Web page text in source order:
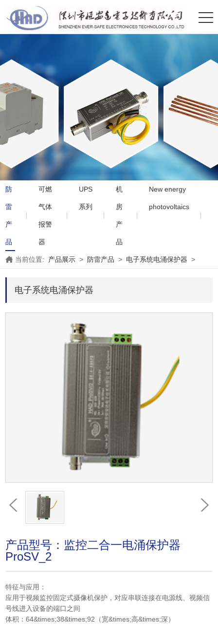
防
雷
产
品
可燃
气体
报警
器
UPS
系列
机
房
产
品
New energy
photovoltaics
当前位置: 产品展示 > 防雷产品 > 电子系统电涌保护器 >
电子系统电涌保护器
产品型号：监控二合一电涌保护器
ProSV_2
特征与应用：
应用于视频监控固定式摄像机保护，对应串联连接在电源线、视频信
号线进入设备的端口之间
体积：64&times;38&times;92（宽&times;高&times;深）